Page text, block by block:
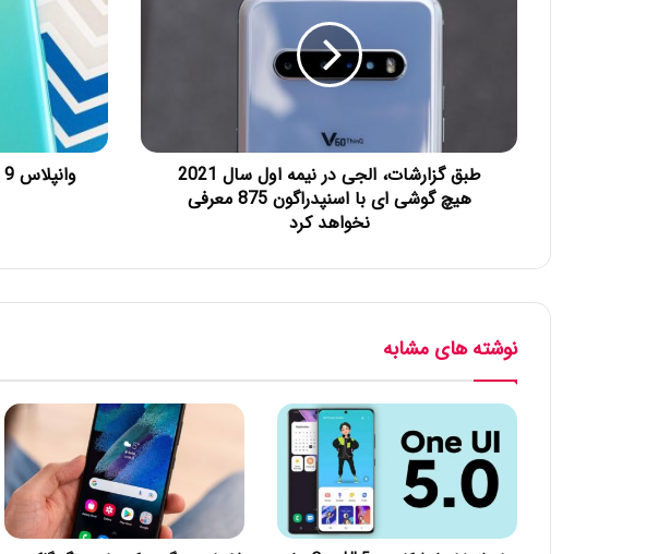
طبق گزارشات، الجی در نیمه اول سال 2021
هیچ گوشی ای با اسنپدراگون 875 معرفی
نخواهد کرد
نوشته های مشابه